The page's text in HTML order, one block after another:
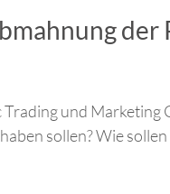
der
und Marketing
sollen? Wie